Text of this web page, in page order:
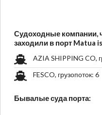
Судоходные компании,
заходили в порт Matua
AZIA SHIPPING CO,
FESCO, грузопоток: 6
Бывалые суда порта: